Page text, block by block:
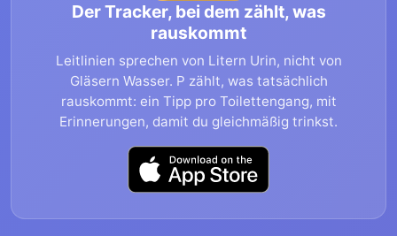
Der Tracker, bei dem zählt, was
rauskommt
Leitlinien sprechen von Litern Urin, nicht von
Gläsern Wasser. P zählt, was tatsächlich
rauskommt: ein Tipp pro Toilettengang, mit
Erinnerungen, damit du gleichmäßig trinkst.